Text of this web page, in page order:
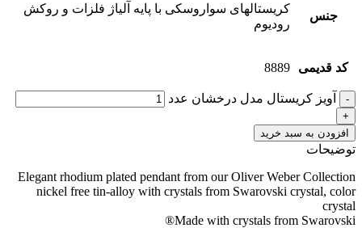
جنس
کریستالهای سواروسکی با پایه آلیاژ فلزات و روکش
رودیوم
کد قدیمی 8889
آویز کریستال مدل درخشان عدد
افزودن به سبد خرید
توضیحات
Elegant rhodium plated pendant from our Oliver Weber Collection
nickel free tin-alloy with crystals from Swarovski crystal, color
crystal
Made with crystals from Swarovski®